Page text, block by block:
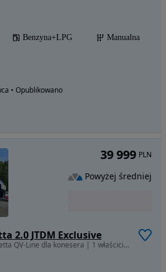
Benzyna+LPG
Manualna
• Opublikowano
2.0 JTDM Exclusive
1956 cm3 • 150 KM • Giulietta QV-Line dla konesera | 1 właściciel | Pełna historia | Łódź
39 999 PLN
Powyżej średniej